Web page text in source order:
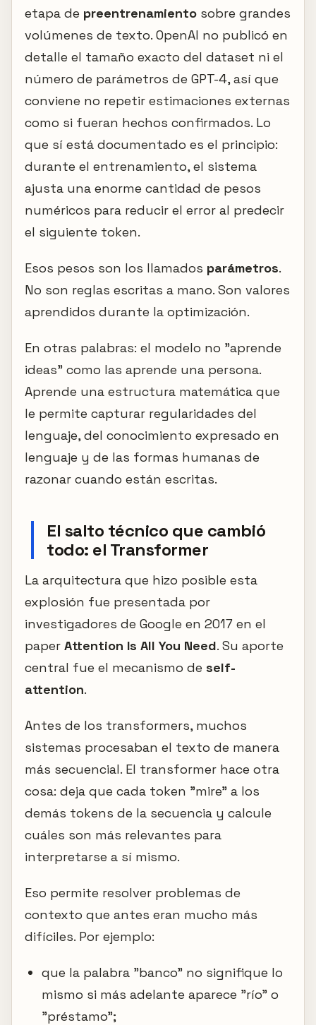
etapa de preentrenamiento sobre grandes
volúmenes de texto. OpenAI no publicó en
detalle el tamaño exacto del dataset ni el
número de parámetros de GPT-4, así que
conviene no repetir estimaciones externas
como si fueran hechos confirmados. Lo
que sí está documentado es el principio:
durante el entrenamiento, el sistema
ajusta una enorme cantidad de pesos
numéricos para reducir el error al predecir
el siguiente token.
Esos pesos son los llamados parámetros.
No son reglas escritas a mano. Son valores
aprendidos durante la optimización.
En otras palabras: el modelo no "aprende
ideas" como las aprende una persona.
Aprende una estructura matemática que
le permite capturar regularidades del
lenguaje, del conocimiento expresado en
lenguaje y de las formas humanas de
razonar cuando están escritas.
El salto técnico que cambió
todo: el Transformer
La arquitectura que hizo posible esta
explosión fue presentada por
investigadores de Google en 2017 en el
paper Attention Is All You Need. Su aporte
central fue el mecanismo de self-
attention.
Antes de los transformers, muchos
sistemas procesaban el texto de manera
más secuencial. El transformer hace otra
cosa: deja que cada token "mire" a los
demás tokens de la secuencia y calcule
cuáles son más relevantes para
interpretarse a sí mismo.
Eso permite resolver problemas de
contexto que antes eran mucho más
difíciles. Por ejemplo:
que la palabra "banco" no signifique lo
mismo si más adelante aparece "río" o
"préstamo";